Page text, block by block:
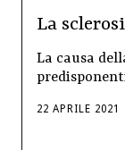
La
La causa
22 APRILE 2021